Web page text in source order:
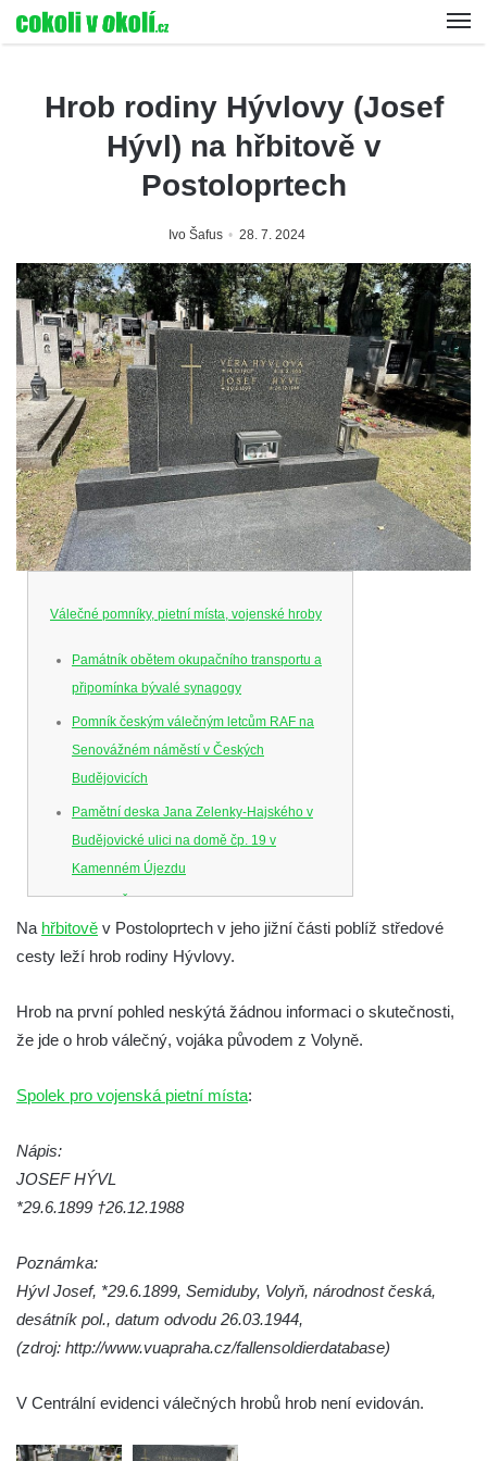
Hrob rodiny Hývlovy (Josef
Hývl) na hřbitově v
Postoloprtech
Ivo Šafus 28. 7. 2024
Válečné pomníky, pietní místa, vojenské hroby
Památník obětem okupačního transportu a
připomínka bývalé synagogy
Pomník českým válečným letcům RAF na
Senovážném náměstí v Českých
Budějovicích
Pamětní deska Jana Zelenky-Hajského v
Budějovické ulici na domě čp. 19 v
Kamenném Újezdu
Kamenném Újezdě
Kenotaf Václava B. Hájka na starém
Kenotaf Jana Mojžiše na hřbitově ve
Velešíně
Hrob Jana Foitla na hřbitově ve Velešíně
Pomník obětem 2. světové války na hřbitově
u kostela svatého Václava ve Velešíně
pomníku obětem válek na náměstí J. V.
Na hřbitově v Postoloprtech v jeho jižní části poblíž středové
cesty leží hrob rodiny Hývlovy.
Hrob na první pohled neskýtá žádnou informaci o skutečnosti,
že jde o hrob válečný, vojáka původem z Volyně.
Spolek pro vojenská pietní místa:
Nápis:
JOSEF HÝVL
*29.6.1899 †26.12.1988
Poznámka:
Hývl Josef, *29.6.1899, Semiduby, Volyň, národnost česká,
desátník pol., datum odvodu 26.03.1944,
(zdroj: http://www.vuapraha.cz/fallensoldierdatabase)
V Centrální evidenci válečných hrobů hrob není evidován.